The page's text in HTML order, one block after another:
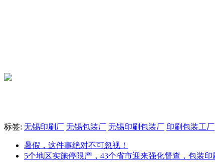
标签: 无锡印刷厂 无锡包装厂 无锡印刷包装厂 印刷包装工厂
暑假，这件事绝对不可忽视！
5个地区实施停限产，43个省市迎来强化督查，包装